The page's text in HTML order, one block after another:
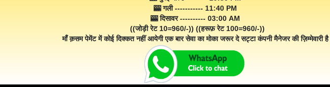
🎰 गली ----------- 11:40 PM
🎰 दिसावर ---------- 03:00 AM
((जोड़ी रेट 10=960/-)) ((हरूफ़ रेट 100=960/-))
माँ क़सम पेमेंट में कोई दिक्कत नहीं आयेगी एक बार सेवा का मोका जरूर दे सट्टा कंपनी मैनेजर की ज़िम्मेवारी है